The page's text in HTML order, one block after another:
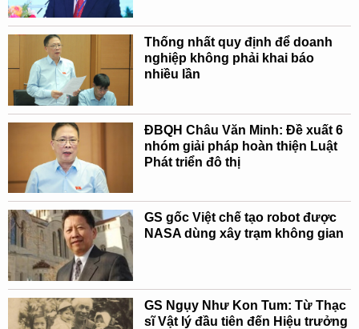
Thống nhất quy định để doanh
nghiệp không phải khai báo
nhiều lần
ĐBQH Châu Văn Minh: Đề xuất 6
nhóm giải pháp hoàn thiện Luật
Phát triển đô thị
GS gốc Việt chế tạo robot được
NASA dùng xây trạm không gian
GS Ngụy Như Kon Tum: Từ Thạc
sĩ Vật lý đầu tiên đến Hiệu trưởng